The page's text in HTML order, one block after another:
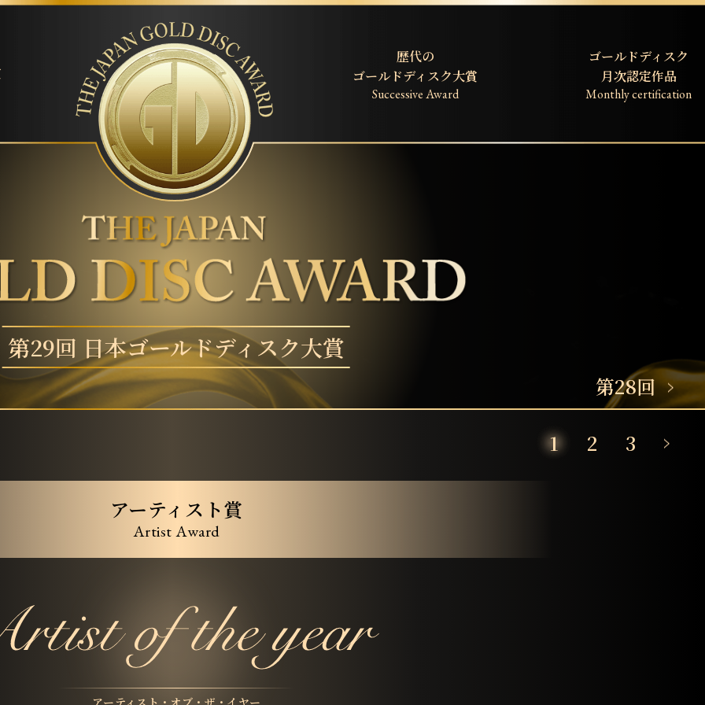
歴代の
ゴールドディスク大賞
Successive Award
ゴールドディスク
月次認定作品
Monthly certification
第29回 日本ゴールドディスク大賞
第28回
1 2 3
アーティスト賞
Artist Award